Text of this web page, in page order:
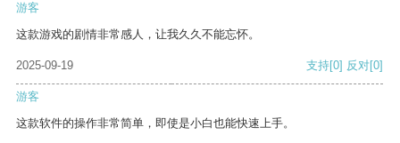
游客
这款游戏的剧情非常感人，让我久久不能忘怀。
2025-09-19 支持[0] 反对[0]
游客
这款软件的操作非常简单，即使是小白也能快速上手。